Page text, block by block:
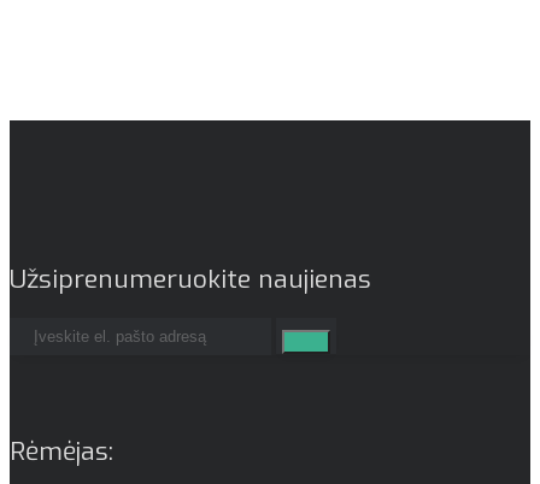
Užsiprenumeruokite naujienas
Rėmėjas: